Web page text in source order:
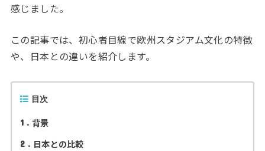
感じました。
この記事では、初心者目線で欧州スタジアム文化の特徴
や、日本との違いを紹介します。
目次
1 背景
2 日本との比較